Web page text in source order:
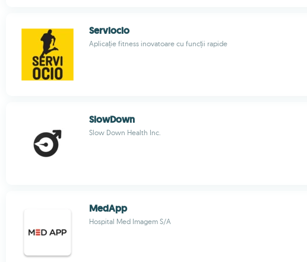
Serviocio
Aplicație fitness inovatoare cu funcții rapide
SlowDown
Slow Down Health Inc.
MedApp
Hospital Med Imagem S/A